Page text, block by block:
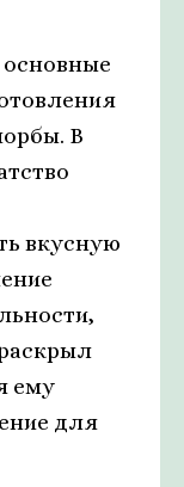
основные
В
вкусную
ему
для